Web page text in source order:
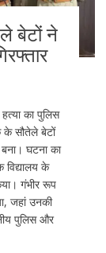
बेटों ने
हत्या का पुलिस
के सौतेले बेटों
घटना का
विद्यालय के
गंभीर रूप
जहां उनकी
पुलिस और